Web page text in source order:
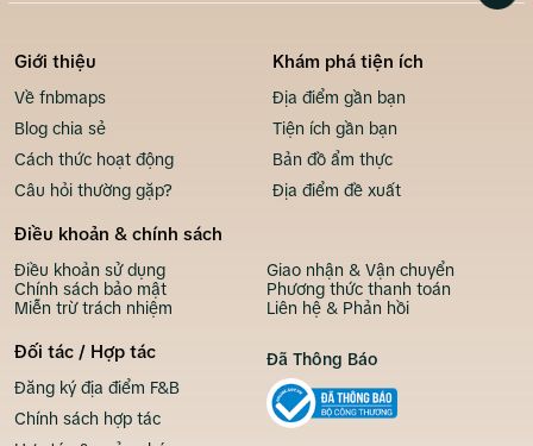
Giới thiệu
Về fnbmaps
Blog chia sẻ
Cách thức hoạt động
Câu hỏi thường gặp?
Khám phá tiện ích
Địa điểm gần bạn
Tiện ích gần bạn
Bản đồ ẩm thực
Địa điểm đề xuất
Điều khoản & chính sách
Điều khoản sử dụng
Chính sách bảo mật
Miễn trừ trách nhiệm
Giao nhận & Vận chuyển
Phương thức thanh toán
Liên hệ & Phản hồi
Đối tác / Hợp tác
Đăng ký địa điểm F&B
Chính sách hợp tác
Đã Thông Báo